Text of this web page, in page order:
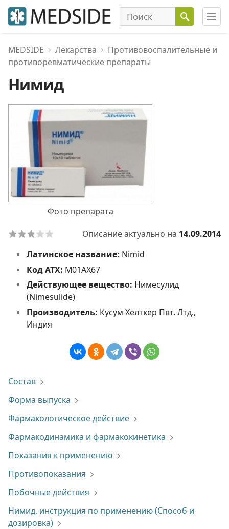
MEDSIDE Лекарства
Противовоспалительные и
противоревматические препараты
Нимид
Фото препарата
Описание актуально на 14.09.2014
Латинское название: Nimid
Код АТХ: M01AX67
Действующее вещество: Нимесулид
(Nimesulide)
Производитель: Кусум Хелткер Пвт. Лтд.,
Индия
Состав
Форма выпуска
Фармакологическое действие
Фармакодинамика и фармакокинетика
Показания к применению
Противопоказания
Побочные действия
Нимид, инструкция по применению (Способ и
дозировка)